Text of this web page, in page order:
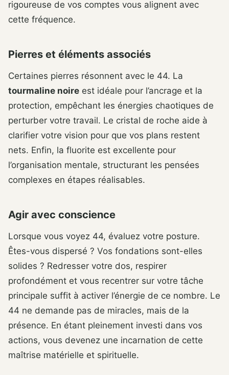
rigoureuse de vos comptes vous alignent avec
cette fréquence.
Pierres et éléments associés
Certaines pierres résonnent avec le 44. La
tourmaline noire est idéale pour l’ancrage et la
protection, empêchant les énergies chaotiques de
perturber votre travail. Le cristal de roche aide à
clarifier votre vision pour que vos plans restent
nets. Enfin, la fluorite est excellente pour
l’organisation mentale, structurant les pensées
complexes en étapes réalisables.
Agir avec conscience
Lorsque vous voyez 44, évaluez votre posture.
Êtes-vous dispersé ? Vos fondations sont-elles
solides ? Redresser votre dos, respirer
profondément et vous recentrer sur votre tâche
principale suffit à activer l’énergie de ce nombre. Le
44 ne demande pas de miracles, mais de la
présence. En étant pleinement investi dans vos
actions, vous devenez une incarnation de cette
maîtrise matérielle et spirituelle.